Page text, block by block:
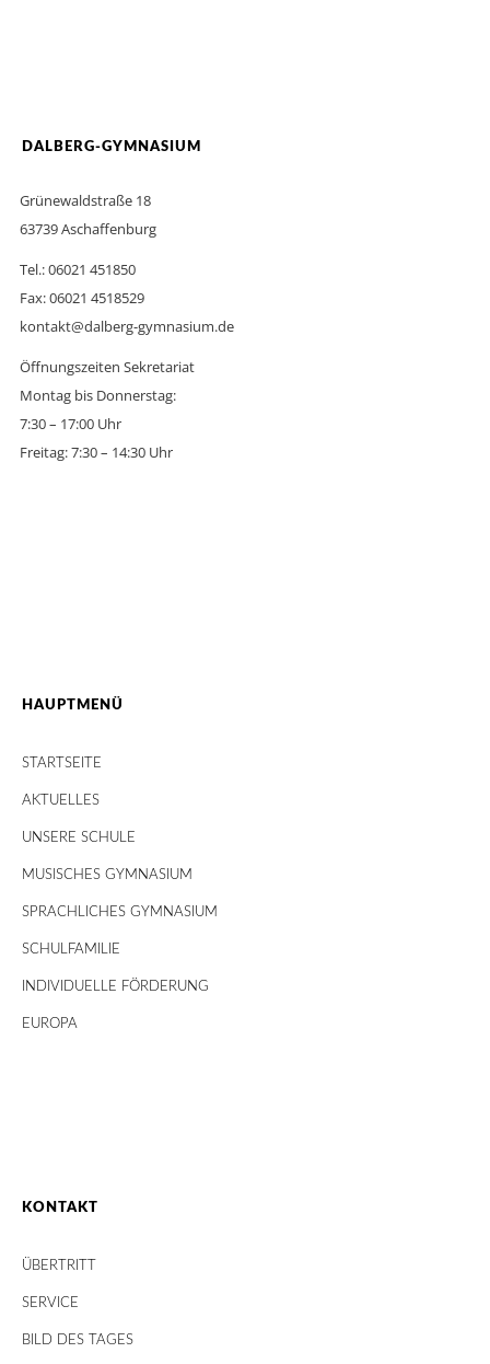
DALBERG-GYMNASIUM
Grünewaldstraße 18
63739 Aschaffenburg
Tel.: 06021 451850
Fax: 06021 4518529
kontakt@dalberg-gymnasium.de
Öffnungszeiten Sekretariat
Montag bis Donnerstag:
7:30 – 17:00 Uhr
Freitag: 7:30 – 14:30 Uhr
HAUPTMENÜ
STARTSEITE
AKTUELLES
UNSERE SCHULE
MUSISCHES GYMNASIUM
SPRACHLICHES GYMNASIUM
SCHULFAMILIE
INDIVIDUELLE FÖRDERUNG
EUROPA
KONTAKT
ÜBERTRITT
SERVICE
BILD DES TAGES